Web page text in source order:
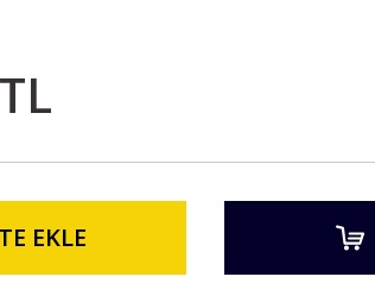
EKLE